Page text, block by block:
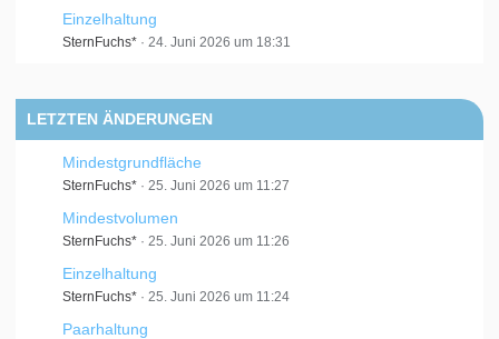
Einzelhaltung
SternFuchs* 24. Juni 2026 um 18:31
LETZTEN ÄNDERUNGEN
Mindestgrundfläche
SternFuchs* 25. Juni 2026 um 11:27
Mindestvolumen
SternFuchs* 25. Juni 2026 um 11:26
Einzelhaltung
SternFuchs* 25. Juni 2026 um 11:24
Paarhaltung